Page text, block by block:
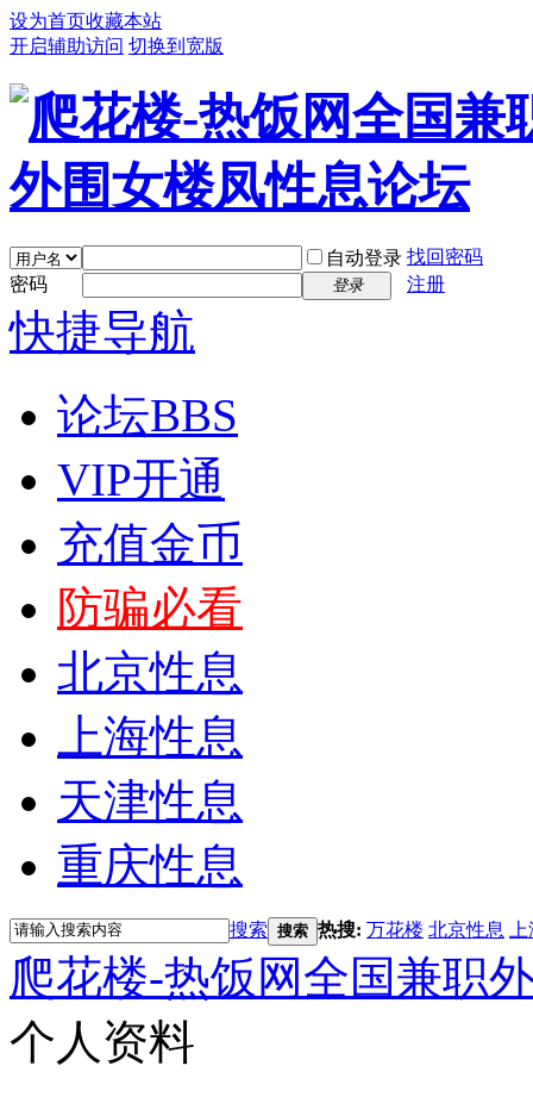
设为首页收藏本站
开启辅助访问 切换到宽版
自动登录 找回密码
密码
登录 注册
快捷导航
论坛BBS
VIP开通
充值金币
防骗必看
北京性息
上海性息
天津性息
重庆性息
搜索 搜索 热搜: 万花楼 北京性息
爬花楼-热饭网全国兼职
个人资料